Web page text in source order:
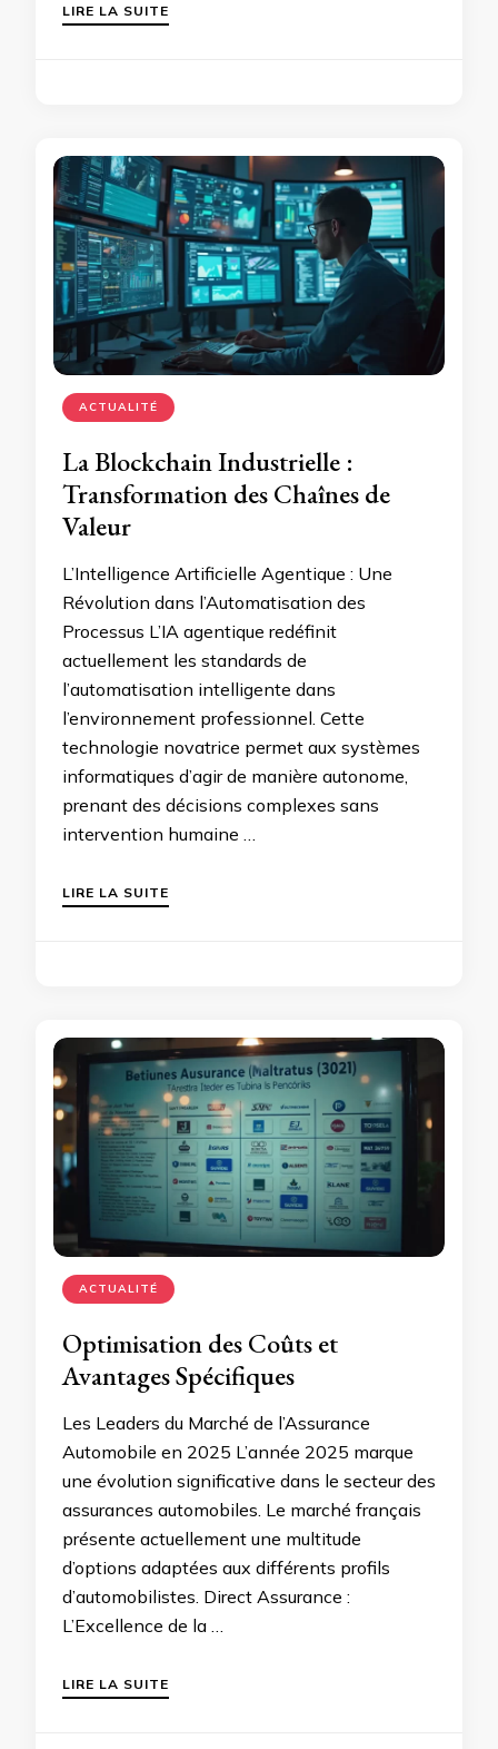
LIRE LA SUITE
ACTUALITÉ
La Blockchain Industrielle :
Transformation des Chaînes de
Valeur
L’Intelligence Artificielle Agentique : Une
Révolution dans l’Automatisation des
Processus L’IA agentique redéfinit
actuellement les standards de
l’automatisation intelligente dans
l’environnement professionnel. Cette
technologie novatrice permet aux systèmes
informatiques d’agir de manière autonome,
prenant des décisions complexes sans
intervention humaine …
LIRE LA SUITE
ACTUALITÉ
Optimisation des Coûts et
Avantages Spécifiques
Les Leaders du Marché de l’Assurance
Automobile en 2025 L’année 2025 marque
une évolution significative dans le secteur des
assurances automobiles. Le marché français
présente actuellement une multitude
d’options adaptées aux différents profils
d’automobilistes. Direct Assurance :
L’Excellence de la …
LIRE LA SUITE